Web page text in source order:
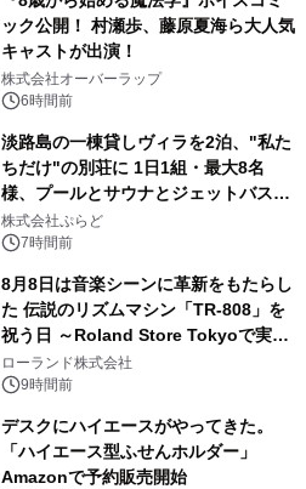
ック公開！ 村瀬歩、藤原夏海ら大人気
キャストが出演！
株式会社オーバーラップ
6時間前
淡路島の一棟貸しヴィラを2泊、"私た
ちだけ"の別荘に 1日1組・最大8名
様、プールとサウナとジェットバス付
きで Villa Mon Temps AWAJIの連泊
素泊りプラン
株式会社ぷらど
7時間前
8月8日は音楽シーンに革新をもたらし
た 伝説のリズムマシン「TR-808」を
祝う日 ～Roland Store Tokyoで実機
を展示しての 記念キャンペーンを開
催 英国ラジオ「NTS」の 特別プログ
アーティストを フィーチャーしたアニ
メーションを公開～
ローランド株式会社
9時間前
デスクにハイエースがやってきた。
「ハイエース型ふせんホルダー」
Amazonで予約販売開始